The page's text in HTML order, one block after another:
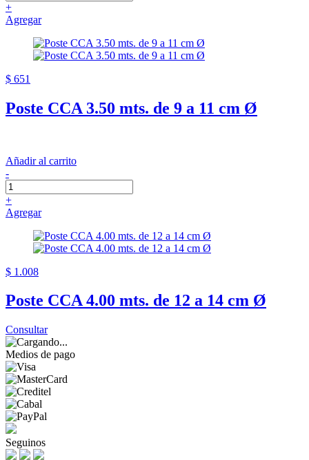
+
Agregar
$ 651
Poste CCA 3.50 mts. de 9 a 11 cm Ø
Añadir al carrito
-
+
Agregar
$ 1.008
Poste CCA 4.00 mts. de 12 a 14 cm Ø
Consultar
Medios de pago
Seguinos